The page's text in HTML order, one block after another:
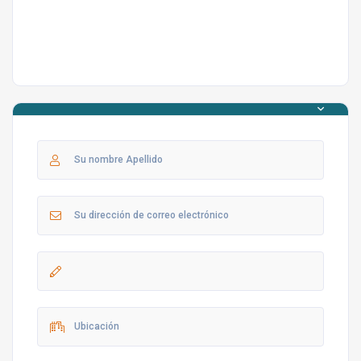
Jardín amplio
de boletos de nuestro representante o nuestro personal
con respecto a las actividades, actividades y lugares